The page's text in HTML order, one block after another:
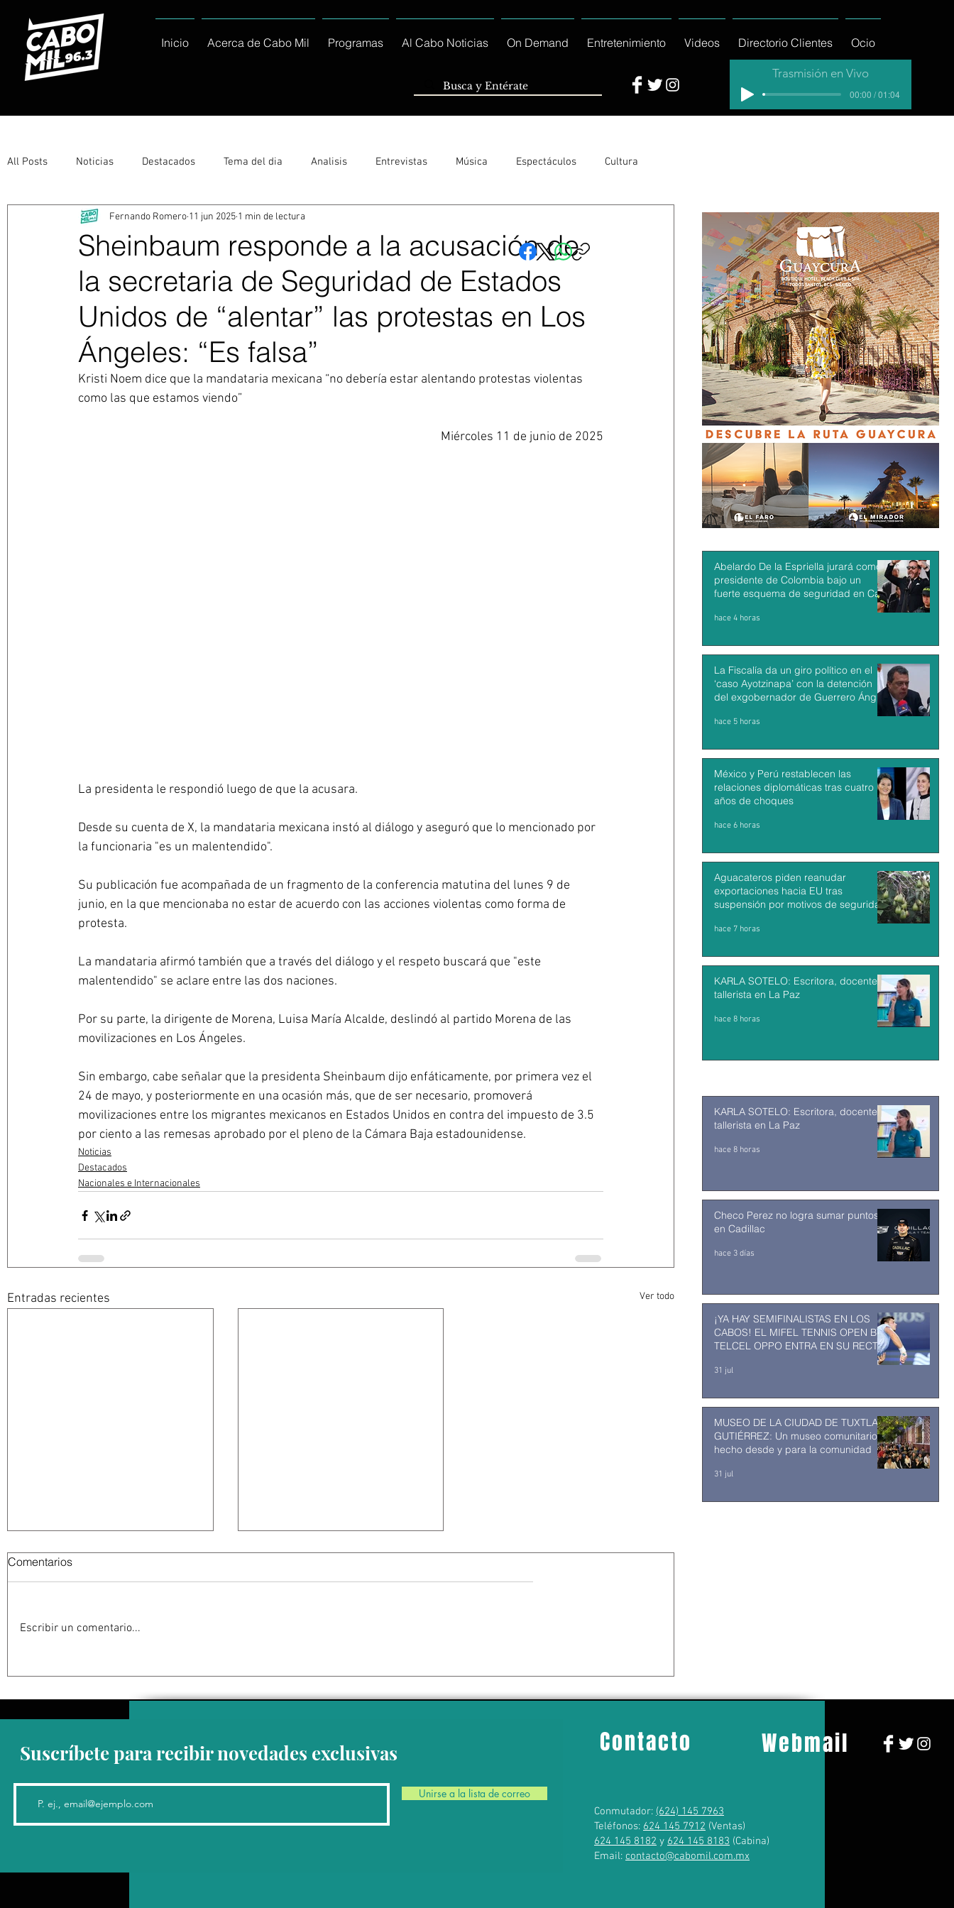
Inicio Acerca de Cabo Mil Programas Al Cabo Noticias On Demand Entretenimiento Videos Directorio Clientes Ocio
Trasmisión en Vivo
00:00 / 01:04
All Posts Noticias Destacados Tema del dia Analisis Entrevistas Música Espectáculos Cultura
Entérate Deportes La buena del día
Ayuntamiento de Los Cabos Informa Nacionales e Internacionales Columnas Locales Los Cabos
Sheinbaum responde a la acusación de
la secretaria de Seguridad de Estados
Unidos de “alentar” las protestas en Los
Ángeles: “Es falsa”
Fernando Romero 11 jun 2025 1 min de lectura
Kristi Noem dice que la mandataria mexicana “no debería estar alentando protestas violentas
como las que estamos viendo”
Miércoles 11 de junio de 2025
La presidenta le respondió luego de que la acusara.
Desde su cuenta de X, la mandataria mexicana instó al diálogo y aseguró que lo mencionado por
la funcionaria "es un malentendido".
Su publicación fue acompañada de un fragmento de la conferencia matutina del lunes 9 de
junio, en la que mencionaba no estar de acuerdo con las acciones violentas como forma de
protesta.
La mandataria afirmó también que a través del diálogo y el respeto buscará que "este
malentendido" se aclare entre las dos naciones.
Por su parte, la dirigente de Morena, Luisa María Alcalde, deslindó al partido Morena de las
movilizaciones en Los Ángeles.
Sin embargo, cabe señalar que la presidenta Sheinbaum dijo enfáticamente, por primera vez el
24 de mayo, y posteriormente en una ocasión más, que de ser necesario, promoverá
movilizaciones entre los migrantes mexicanos en Estados Unidos en contra del impuesto de 3.5
por ciento a las remesas aprobado por el pleno de la Cámara Baja estadounidense.
Noticias
Destacados
Nacionales e Internacionales
Entradas recientes Ver todo
Colombia bajo un fuerte
esquema de seguridad en
detención del exgobernador
Comentarios
Escribir un comentario...
Abelardo De la Espriella jurará como
presidente de Colombia bajo un
fuerte esquema de seguridad en Cali
hace 4 horas
La Fiscalía da un giro político en el
‘caso Ayotzinapa’ con la detención
del exgobernador de Guerrero Ángel
hace 5 horas
México y Perú restablecen las
relaciones diplomáticas tras cuatro
años de choques
hace 6 horas
Aguacateros piden reanudar
exportaciones hacia EU tras
suspensión por motivos de seguridad
hace 7 horas
KARLA SOTELO: Escritora, docente y
tallerista en La Paz
hace 8 horas
KARLA SOTELO: Escritora, docente y
tallerista en La Paz
hace 8 horas
Checo Perez no logra sumar puntos
en Cadillac
hace 3 días
¡YA HAY SEMIFINALISTAS EN LOS
CABOS! EL MIFEL TENNIS OPEN BY
TELCEL OPPO ENTRA EN SU RECTA
31 jul
MUSEO DE LA CIUDAD DE TUXTLA
GUTIÉRREZ: Un museo comunitario
hecho desde y para la comunidad
31 jul
Suscríbete para recibir novedades exclusivas
Unirse a la lista de correo
Contacto Webmail
Conmutador: (624) 145 7963
Teléfonos: 624 145 7912 (Ventas)
624 145 8182 y 624 145 8183 (Cabina)
Email: contacto@cabomil.com.mx